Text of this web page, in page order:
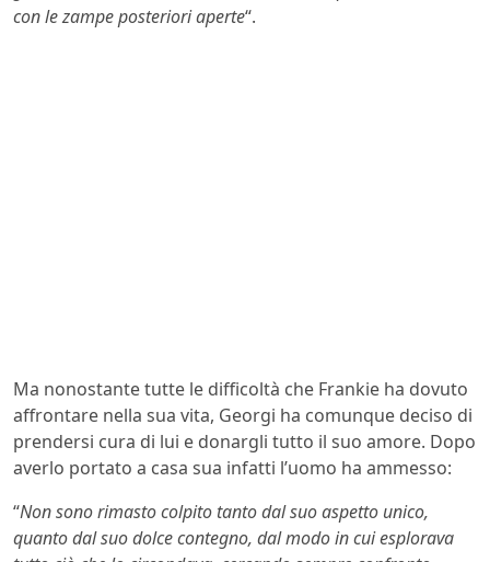
con le zampe posteriori aperte“.
Ma nonostante tutte le difficoltà che Frankie ha dovuto
affrontare nella sua vita, Georgi ha comunque deciso di
prendersi cura di lui e donargli tutto il suo amore. Dopo
averlo portato a casa sua infatti l’uomo ha ammesso:
“Non sono rimasto colpito tanto dal suo aspetto unico,
quanto dal suo dolce contegno, dal modo in cui esplorava